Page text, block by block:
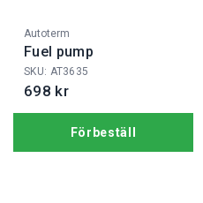
Fabrikat:
Autoterm
Fuel pump
SKU: AT3635
698 kr
Förbeställ